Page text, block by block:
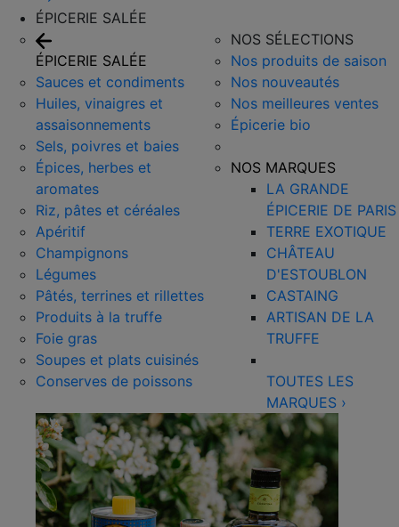
ÉPICERIE SALÉE
ÉPICERIE SALÉE
Sauces et condiments
Huiles, vinaigres et
assaisonnements
Sels, poivres et baies
Épices, herbes et
aromates
Riz, pâtes et céréales
Apéritif
Champignons
Légumes
Pâtés, terrines et rillettes
Produits à la truffe
Foie gras
Soupes et plats cuisinés
Conserves de poissons
NOS SÉLECTIONS
Nos produits de saison
Nos nouveautés
Nos meilleures ventes
Épicerie bio
NOS MARQUES
LA GRANDE
ÉPICERIE DE PARIS
TERRE EXOTIQUE
CHÂTEAU
D'ESTOUBLON
CASTAING
ARTISAN DE LA
TRUFFE
TOUTES LES
MARQUES ›